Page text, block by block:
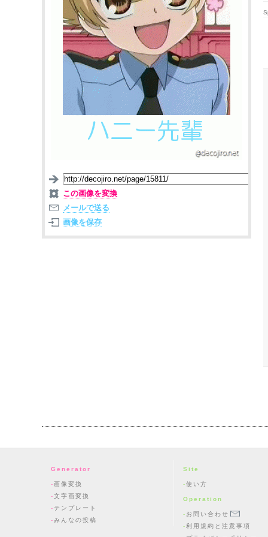
この画像を変換
メールで送る
画像を保存
Generator
画像変換
文字画変換
テンプレート
みんなの投稿
Site
使い方
Operation
お問い合わせ
利用規約と注意事項